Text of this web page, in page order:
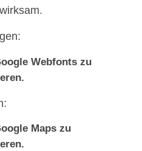
Webfonts zu
Maps zu